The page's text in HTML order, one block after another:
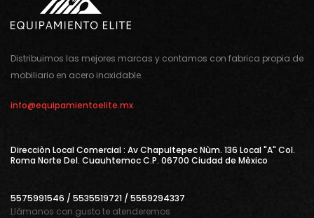
Distribuimos las mejores marcas y contamos con fabrica propia de
mobiliario en acero inoxidable.
info@equipamientoelite.mx
Direcciòn Local Comercial : Av Chapultepec Nùm. 136 Local "A" Col.
Roma Norte Del. Cuauhtemoc C.P. 06700 Ciudad de Mèxico
5575991546 / 5535519721 / 5559294337
Llámanos con gusto te atenderemos